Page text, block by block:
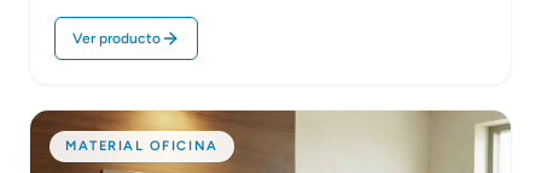
Ver producto
MATERIAL OFICINA